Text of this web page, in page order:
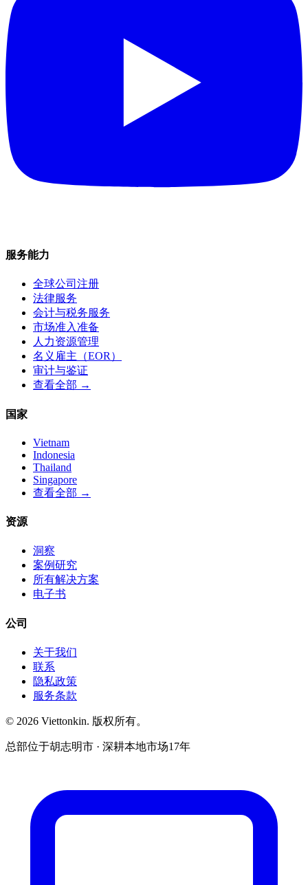
服务能力
全球公司注册
法律服务
会计与税务服务
市场准入准备
人力资源管理
名义雇主（EOR）
审计与鉴证
查看全部 →
国家
Vietnam
Indonesia
Thailand
Singapore
查看全部 →
资源
洞察
案例研究
所有解决方案
电子书
公司
关于我们
联系
隐私政策
服务条款
© 2026 Viettonkin. 版权所有。
总部位于胡志明市 · 深耕本地市场17年